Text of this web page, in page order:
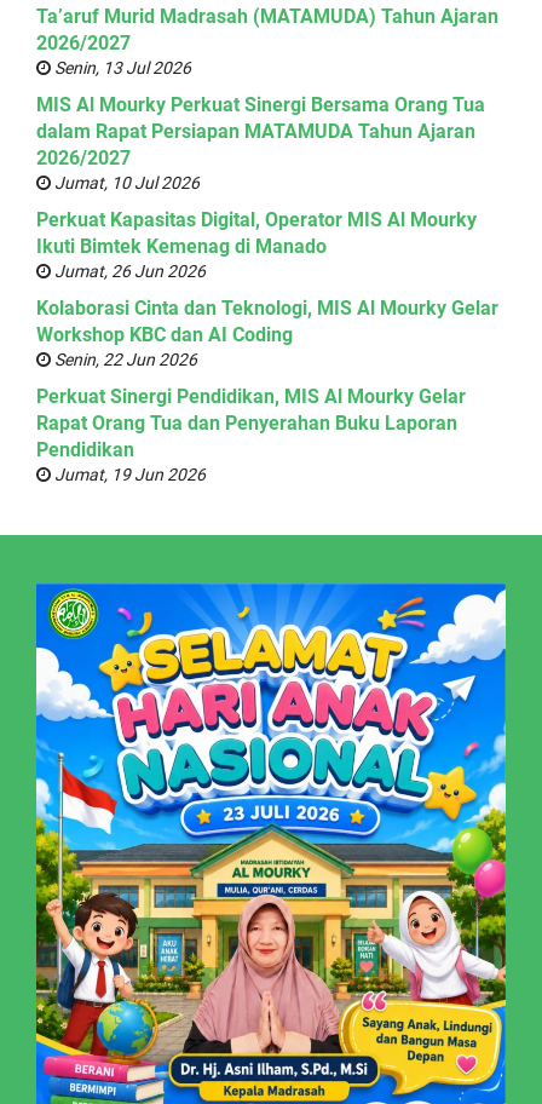
Ta’aruf Murid Madrasah (MATAMUDA) Tahun Ajaran
2026/2027
Senin, 13 Jul 2026
MIS Al Mourky Perkuat Sinergi Bersama Orang Tua
dalam Rapat Persiapan MATAMUDA Tahun Ajaran
2026/2027
Jumat, 10 Jul 2026
Perkuat Kapasitas Digital, Operator MIS Al Mourky
Ikuti Bimtek Kemenag di Manado
Jumat, 26 Jun 2026
Kolaborasi Cinta dan Teknologi, MIS Al Mourky Gelar
Workshop KBC dan AI Coding
Senin, 22 Jun 2026
Perkuat Sinergi Pendidikan, MIS Al Mourky Gelar
Rapat Orang Tua dan Penyerahan Buku Laporan
Pendidikan
Jumat, 19 Jun 2026